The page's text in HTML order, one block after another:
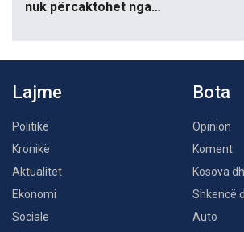
nuk përcaktohet nga…
Lajme
Politikë
Kronikë
Aktualitet
Ekonomi
Sociale
Bota
Opinion
Koment
Kosova
Shkencë
Auto